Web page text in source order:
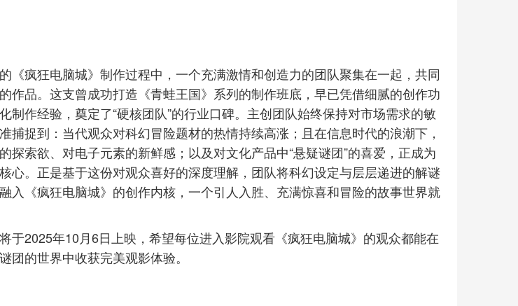
《疯狂电脑城》制作过程中，一个充满激情和创造力的团队聚集在一起，共同
作品。这支曾成功打造《青蛙王国》系列的制作班底，早已凭借细腻的创作功
制作经验，奠定了“硬核团队”的行业口碑。主创团队始终保持对市场需求的敏
捕捉到：当代观众对科幻冒险题材的热情持续高涨；且在信息时代的浪潮下，
探索欲、对电子元素的新鲜感；以及对文化产品中“悬疑谜团”的喜爱，正成为
心。正是基于这份对观众喜好的深度理解，团队将科幻设定与层层递进的解谜
入《疯狂电脑城》的创作内核，一个引人入胜、充满惊喜和冒险的故事世界就
于2025年10月6日上映，希望每位进入影院观看《疯狂电脑城》的观众都能在
团的世界中收获完美观影体验。